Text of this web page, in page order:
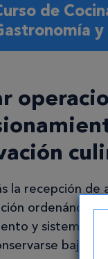
de
y
la recepción de
y sistema
bajo